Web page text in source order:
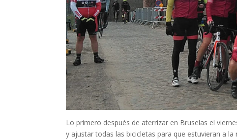
Lo primero después de aterrizar en Bruselas el
y ajustar todas las bicicletas para que estuvieran a la